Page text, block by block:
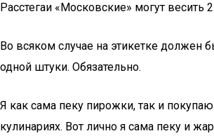
Расстегаи «Московские» могут весить
Во всяком случае на этикетке должен
одной штуки. Обязательно.
Я как сама пеку пирожки, так и
кулинариях. Вот лично я сама пеку и